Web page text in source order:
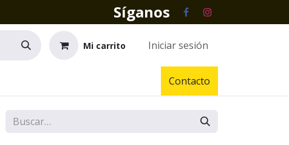
Síganos
Mi carrito Iniciar sesión
Contacto